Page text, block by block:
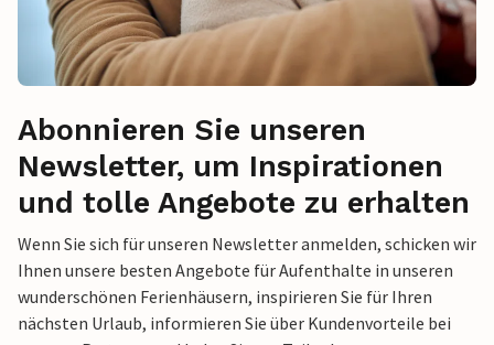
Abonnieren Sie unseren
Newsletter, um Inspirationen
und tolle Angebote zu erhalten
Wenn Sie sich für unseren Newsletter anmelden, schicken wir
Ihnen unsere besten Angebote für Aufenthalte in unseren
wunderschönen Ferienhäusern, inspirieren Sie für Ihren
nächsten Urlaub, informieren Sie über Kundenvorteile bei